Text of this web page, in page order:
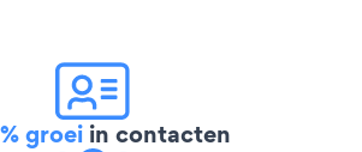
groei in contacten